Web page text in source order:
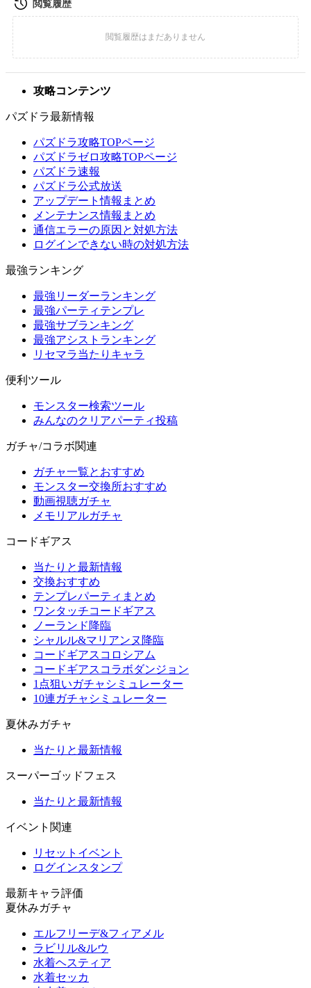
攻略コンテンツ
パズドラ最新情報
パズドラ攻略TOPページ
パズドラゼロ攻略TOPページ
パズドラ速報
パズドラ公式放送
アップデート情報まとめ
メンテナンス情報まとめ
通信エラーの原因と対処方法
ログインできない時の対処方法
最強ランキング
最強リーダーランキング
最強パーティテンプレ
最強サブランキング
最強アシストランキング
リセマラ当たりキャラ
便利ツール
モンスター検索ツール
みんなのクリアパーティ投稿
ガチャ/コラボ関連
ガチャ一覧とおすすめ
モンスター交換所おすすめ
動画視聴ガチャ
メモリアルガチャ
コードギアス
当たりと最新情報
交換おすすめ
テンプレパーティまとめ
ワンタッチコードギアス
ノーランド降臨
シャルル&マリアンヌ降臨
コードギアスコロシアム
コードギアスコラボダンジョン
1点狙いガチャシミュレーター
10連ガチャシミュレーター
夏休みガチャ
当たりと最新情報
スーパーゴッドフェス
当たりと最新情報
イベント関連
リセットイベント
ログインスタンプ
最新キャラ評価
夏休みガチャ
エルフリーデ&フィアメル
ラビリル&ルウ
水着ヘスティア
水着セッカ